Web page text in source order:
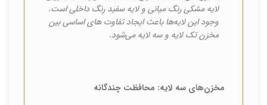
لایه مشکی رنگ میانی و لایه سفید رنگ داخلی است.
وجود این لایه‌ها باعث ایجاد تفاوت های اساسی بین
مخزن تک لایه و سه لایه می‌شود.
مخزن‌های سه لایه: محافظت چندگانه